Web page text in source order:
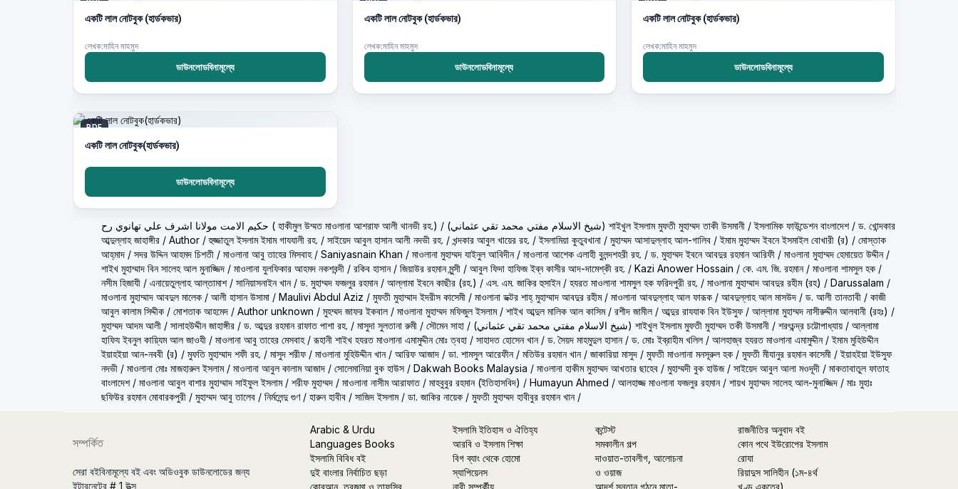
একটি লাল নোটবুক (হার্ডকভার)
লেখক:মাহিন মাহমুদ
ডাউনলোডবিনামূল্যে
একটি লাল নোটবুক (হার্ডকভার)
লেখক:মাহিন মাহমুদ
ডাউনলোডবিনামূল্যে
একটি লাল নোটবুক (হার্ডকভার)
লেখক:মাহিন মাহমুদ
ডাউনলোডবিনামূল্যে
PDF
একটি লাল নোটবুক(হার্ডকভার)
ডাউনলোডবিনামূল্যে
حكيم الامت مولانا اشرف علي تهانوي رح ( হাকীমুল উম্মত মাওলানা আশরাফ আলী থানভী রহ.) / (شيخ الاسلام مفتي محمد تقي عثماني) শাইখুল ইসলাম মুফতী মুহাম্মদ তাকী উসমানী /ইসলামিক ফাউন্ডেশন বাংলাদেশ/ ড. খোন্দকার
আব্দুল্লাহ জাহাঙ্গীর / Author /হুজ্জাতুল ইসলাম ইমাম গাযযালী রহ. / সাইয়েদ আবুল হাসান আলী নদভী রহ. / খন্দকার আবুল খায়ের রহ. /ইসলামিয়া কুতুবখানা / মুহাম্মদ আসাদুল্লাহ আল-গালিব /ইমাম মুহাম্মদ ইবনে ইসমাইল বোখারী (র) / মোস্তাক
আহ্‌মাদ / সদর উদ্দিন আহমদ চিশতী / মাওলানা আবু তাহের মিসবাহ/ Saniyasnain Khan / মাওলানা মুহাম্মদ যাইনুল আবিদীন/ মাওলানা আশেক এলাহী বুলন্দশহরী রহ. / ড. মুহাম্মদ ইবনে আবদুর রহমান আরিফী / মাওলানা মুহাম্মদ হেমায়েত উদ্দীন/
শাইখ মুহাম্মাদ বিন সালেহ আল মুনাজ্জিদ / মাওলানা যুলফিকার আহমদ নকশবন্দী / রকিব হাসান/ জিয়াউর রহমান মুন্সী / আবুল ফিদা হাফিজ ইব্‌ন কাসীর আদ-দামেশ্‌কী রহ. / Kazi Anower Hossain / কে. এম. জি. রহমান/ মাওলানা শামসুল হক /
নসীম হিজাযী / এনায়েতুল্লাহ আল্‌তামাশ/ সানিয়াসনাইন খান/ ড. মুহাম্মদ ফজলুর রহমান/ আল্লামা ইবনে কাছীর (রহ.) / এস. এম. জাকির হুসাইন/ হযরত মাওলানা শামসুল হক ফরিদপুরী রহ. / মাওলানা মুহাম্মাদ আবদুর রহীম (রহ) / Darussalam /
মাওলানা মুহাম্মাদ আবদুল মালেক / আলী হাসান উসামা / Maulivi Abdul Aziz / মুফতী মুহাম্মাদ ইদরীস কাসেমী / মাওলানা ডক্টর শাহ্‌ মুহাম্মাদ আবদুর রহীম/ মাওলানা আবদুল্লাহ আল ফারূক / আবদুল্লাহ আল মাসউদ / ড. আলী তানতাবী / কাজী
আবুল কালাম সিদ্দীক / মোশতাক আহমেদ / Author unknown / মুহম্মদ জাফর ইকবাল / মাওলানা মুহাম্মদ মফিজুল ইসলাম/ শাইখ আব্দুল মালিক আল কাসিম/ রশীদ জামীল / আব্দুর রাযযাক বিন ইউসুফ/ আল্লামা মুহাম্মদ নাসীরুদ্দীন আলবানী (রহঃ) /
মুহাম্মদ আদম আলী / সালাহউদ্দীন জাহাঙ্গীর / ড. আব্দুর রহমান রাফাত পাশা রহ. / মাসুদা সুলতানা রুমী / সৌমেন সাহা / (شيخ الاسلام مفتي محمد تقي عثماني) শাইখুল ইসলাম মুফতী মুহাম্মদ তকী উসমানী / শরৎচন্দ্র চট্টোপাধ্যায় / আল্লামা
হাফিয ইবনুল কায়্যিম আল জাওযী / মাওলানা আবু তাহের মেসবাহ/রূহানী শাইখ হযরত মাওলানা এমামুদ্দীন মোঃ ত্বহা / সাহাদত হোসেন খান/ ড. সৈয়দ মাহমুদুল হাসান/ ড. মোঃ ইব্রাহীম খলিল / আলহাজ্ব হযরত মাওলানা এমামুদ্দীন/ইমাম মুহিউদ্দীন
ইয়াহইয়া আন-নববী (র) / মুফতি মুহাম্মাদ শফী রহ. / মাসুদ শরীফ/ মাওলানা মুহিউদ্দীন খান/ আরিফ আজাদ / ডা. শামসুল আরেফীন/ মতিউর রহমান খান/ জাকারিয়া মাসুদ / মুফতী মাওলানা মনসূরুল হক / মুফতী মীযানুর রহমান কাসেমী /ইয়াহইয়া ইউসুফ
নদভী / মাওলানা মোঃ মাজহারুল ইসলাম/ মাওলানা আবুল কালাম আজাদ / সোলেমানিয়া বুক হাউস / Dakwah Books Malaysia / মাওলানা হাকীম মুহাম্মদ আখতার ছাহেব / মুহাম্মদী বুক হাউজ/ সাইয়েদ আবুল আলা মওদূদী / মাকতাবাতুল ফাতাহ
বাংলাদেশ/ মাওলানা আবুল বাশার মুহাম্মাদ সাইফুল ইসলাম/ শরীফ মুহাম্মদ / মাওলানা নাসীম আরাফাত/ মাহবুবুর রহমান (ইতিহাসবিদ) / Humayun Ahmed / আলহাজ্জ মাওলানা ফজলুর রহমান/ শায়খ মুহাম্মদ সালেহ আল-মুনাজ্জিদ / মাঃ মুহাঃ
ছফিউর রহমান মোবারকপুরী / মুহাম্মদ আবু তালেব / নির্মলেন্দু গুণ/ হারুন হাবীব / সাজিদ ইসলাম/ ডা. জাকির নায়েক / মুফতী মুহাম্মদ হাবীবুর রহমান খান/
সম্পর্কিত
সেরা বইবিনামূল্যে বই এবং অডিওবুক ডাউনলোডের জন্য
ইন্টারনেটের # 1 উত্স
Arabic & Urdu
Languages Books
ইসলামি বিবিধ বই
দুই বাংলার নির্বাচিত ছড়া
কোরআন, তরজমা ও তাফসির
ইসলামি ইতিহাস ও ঐতিহ্য
আরবি ও ইসলাম শিক্ষা
বিগ ব্যাং থেকে হোমো
স্যাপিয়েনস
নারী সম্পর্কীয়
কন্টেস্ট
সমকালীন গল্প
দাওয়াত-তাবলীগ, আলোচনা
ও ওয়াজ
আদর্শ সন্তান গঠনে মাতা-
রাজনীতির অনুবাদ বই
কোন পথে ইউরোপের ইসলাম
রোযা
রিয়াদুস সালিহীন (১ম-৪র্থ
খণ্ড একত্রে)